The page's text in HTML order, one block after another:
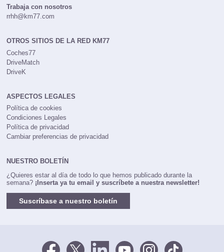
Trabaja con nosotros
rrhh@km77.com
OTROS SITIOS DE LA RED KM77
Coches77
DriveMatch
DriveK
ASPECTOS LEGALES
Política de cookies
Condiciones Legales
Política de privacidad
Cambiar preferencias de privacidad
NUESTRO BOLETÍN
¿Quieres estar al día de todo lo que hemos publicado durante la
semana? ¡Inserta ya tu email y suscríbete a nuestra newsletter!
Suscríbase a nuestro boletín